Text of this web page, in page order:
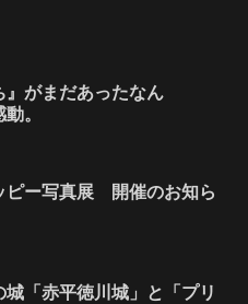
』がまだあったなん
。
ピー写真展 開催のお知ら
城「赤平徳川城」と「プリ